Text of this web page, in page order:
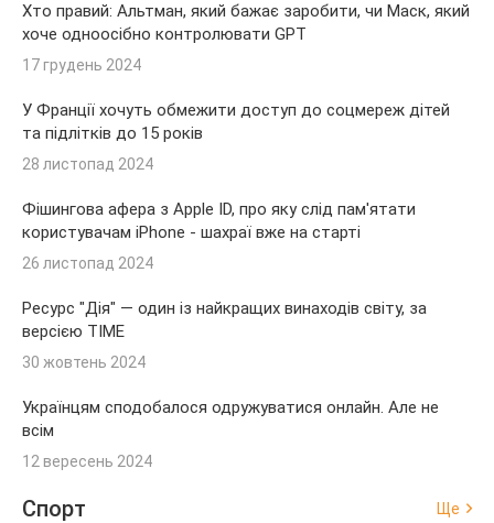
Хто правий: Альтман, який бажає заробити, чи Маск, який
хоче одноосібно контролювати GPT
17 грудень 2024
У Франції хочуть обмежити доступ до соцмереж дітей
та підлітків до 15 років
28 листопад 2024
Фішингова афера з Apple ID, про яку слід пам'ятати
користувачам iPhone - шахраї вже на старті
26 листопад 2024
Ресурс "Дія" — один із найкращих винаходів світу, за
версією TIME
30 жовтень 2024
Українцям сподобалося одружуватися онлайн. Але не
всім
12 вересень 2024
Спорт Ще